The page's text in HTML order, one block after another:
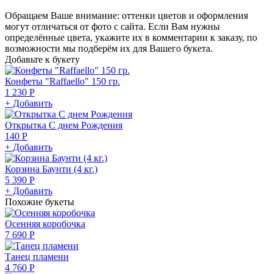
Обращаем Ваше внимание: оттенки цветов и оформления
могут отличаться от фото с сайта. Если Вам нужны
определённые цвета, укажите их в комментарии к заказу, по
возможности мы подберём их для Вашего букета.
Добавьте к букету
Конфеты "Raffaello" 150 гр.
1 230 Р
+ Добавить
Открытка С днем Рождения
140 Р
+ Добавить
Корзина Баунти (4 кг.)
5 390 Р
+ Добавить
Похожие букеты
Осенняя коробочка
7 690 Р
Танец пламени
4 760 Р